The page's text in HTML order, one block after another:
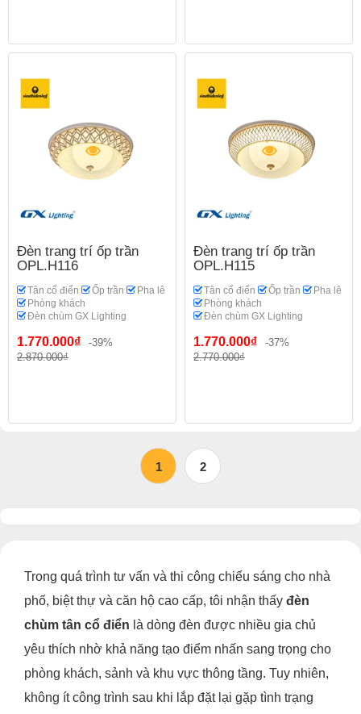
Đèn trang trí ốp trần
OPL.H116
Tân cổ điển Ốp trần
Pha lê
Phòng khách
Đèn chùm GX Lighting
1.770.000₫
-39%
2.870.000₫
Đèn trang trí ốp trần
OPL.H115
Tân cổ điển Ốp trần
Pha lê
Phòng khách
Đèn chùm GX Lighting
1.770.000₫
-37%
2.770.000₫
1 2
Trong quá trình tư vấn và thi công chiếu sáng cho nhà
phố, biệt thự và căn hộ cao cấp, tôi nhận thấy đèn
chùm tân cổ điển là dòng đèn được nhiều gia chủ
yêu thích nhờ khả năng tạo điểm nhấn sang trọng cho
phòng khách, sảnh và khu vực thông tầng. Tuy nhiên,
không ít công trình sau khi lắp đặt lại gặp tình trạng